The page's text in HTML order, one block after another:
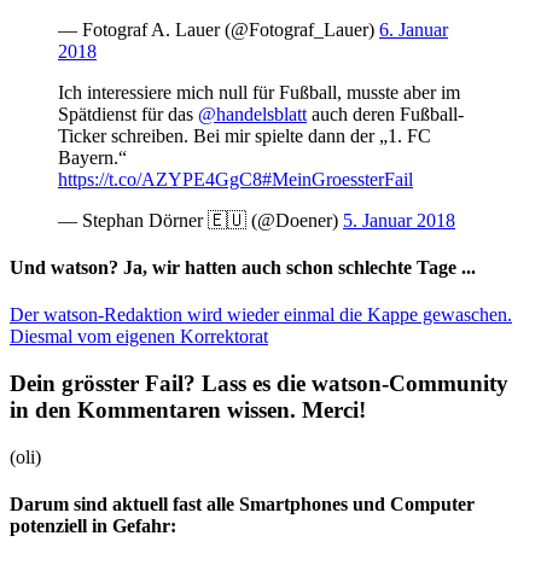
— Fotograf A. Lauer (@Fotograf_Lauer) 6. Januar
2018
Ich interessiere mich null für Fußball, musste aber im
Spätdienst für das @handelsblatt auch deren Fußball-
Ticker schreiben. Bei mir spielte dann der „1. FC
Bayern.“
https://t.co/AZYPE4GgC8#MeinGroessterFail
— Stephan Dörner 🇪🇺 (@Doener) 5. Januar 2018
Und watson? Ja, wir hatten auch schon schlechte Tage ...
Der watson-Redaktion wird wieder einmal die Kappe gewaschen.
Diesmal vom eigenen Korrektorat
Dein grösster Fail? Lass es die watson-Community
in den Kommentaren wissen. Merci!
(oli)
Darum sind aktuell fast alle Smartphones und Computer
potenziell in Gefahr: